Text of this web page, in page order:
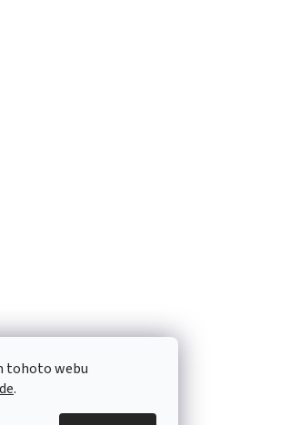
tohoto webu
.